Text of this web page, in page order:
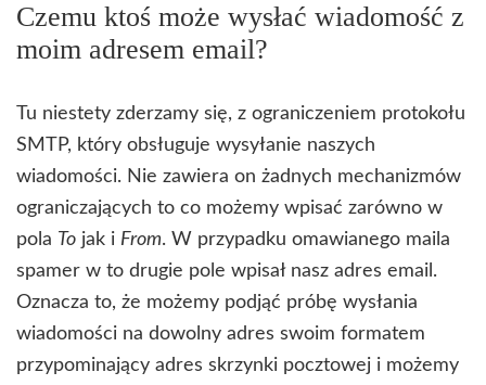
Czemu ktoś może wysłać wiadomość z
moim adresem email?
Tu niestety zderzamy się, z ograniczeniem protokołu
SMTP, który obsługuje wysyłanie naszych
wiadomości. Nie zawiera on żadnych mechanizmów
ograniczających to co możemy wpisać zarówno w
pola To jak i From. W przypadku omawianego maila
spamer w to drugie pole wpisał nasz adres email.
Oznacza to, że możemy podjąć próbę wysłania
wiadomości na dowolny adres swoim formatem
przypominający adres skrzynki pocztowej i możemy